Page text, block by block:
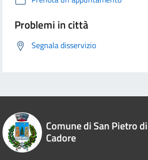
Problemi in città
Segnala disservizio
Comune di San Pietro di
Cadore